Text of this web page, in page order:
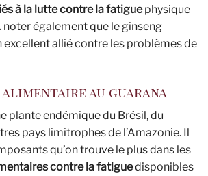
à la lutte contre la fatiguephysique
également que le ginseng
excellent allié contre les problèmes de
alimentaire au guarana
plante endémique du Brésil, du
pays limitrophes de l’Amazonie. Il
qu’on trouve le plus dans les
contre la fatiguedisponibles